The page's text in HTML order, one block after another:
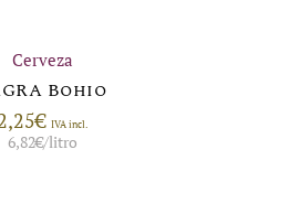
Cerveza
Bohio
€ IVA incl.
6,82€/litro